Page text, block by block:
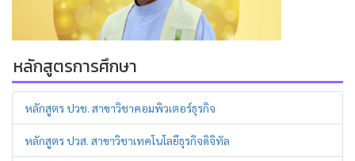
หลักสูตรการศึกษา
หลักสูตร ปวช. สาขาวิชาคอมพิวเตอร์ธุรกิจ
หลักสูตร ปวส. สาขาวิชาเทคโนโลยีธุรกิจดิจิทัล